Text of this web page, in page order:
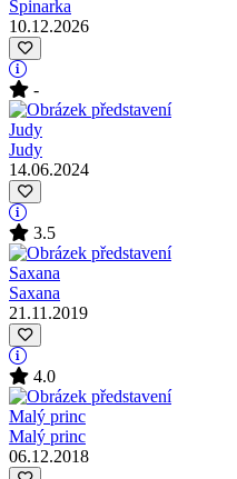
Špinarka
10.12.2026
-
Judy
14.06.2024
3.5
Saxana
21.11.2019
4.0
Malý princ
06.12.2018